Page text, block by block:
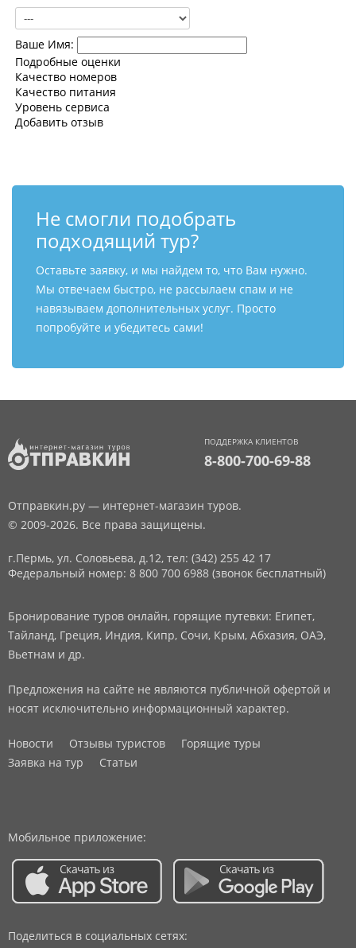
Ваше Имя:
Подробные оценки
Качество номеров
Качество питания
Уровень сервиса
Добавить отзыв
Не смогли подобрать
подходящий тур?
Оставьте заявку, и мы найдем то, что Вам нужно.
Мы отвечаем быстро, не рассылаем спам и не
навязываем дополнительных услуг. Просто
попробуйте и убедитесь сами!
ПОДДЕРЖКА КЛИЕНТОВ
8-800-700-69-88
Отправкин.ру — интернет-магазин туров.
© 2009-2026. Все права защищены.
г.Пермь, ул. Соловьева, д.12, тел: (342) 255 42 17
Федеральный номер: 8 800 700 6988 (звонок бесплатный)
Бронирование туров онлайн, горящие путевки: Египет,
Тайланд, Греция, Индия, Кипр, Сочи, Крым, Абхазия, ОАЭ,
Вьетнам и др.
Предложения на сайте не являются публичной офертой и
носят исключительно информационный характер.
Новости Отзывы туристов
Горящие туры
Заявка на тур
Статьи
Мобильное приложение:
Поделиться в социальных сетях: